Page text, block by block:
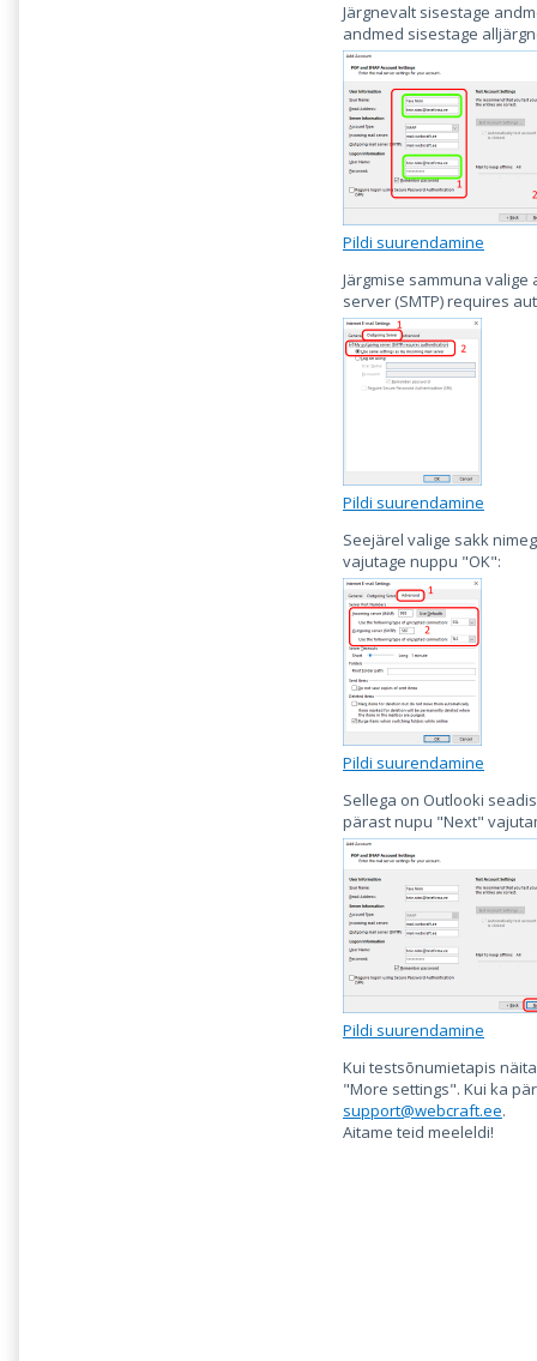
Järgnevalt sisestage
andmed sisestage
Pildi suurendamine
Järgmise sammuna
server (SMTP) requires
Pildi suurendamine
Seejärel valige sakk
vajutage nuppu "OK":
Pildi suurendamine
Sellega on Outlooki
pärast nupu "Next"
Pildi suurendamine
Kui testsõnumietapis
"More settings". Kui ka
support@webcraft.ee.
Aitame teid meeleldi!